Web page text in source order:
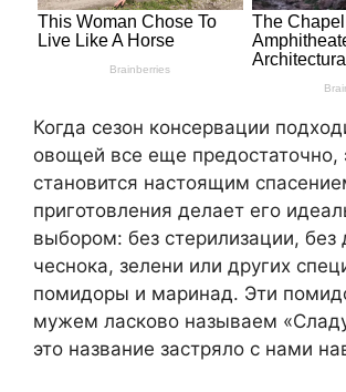
Когда сезон консервации
овощей все еще предостаточно,
становится настоящим
приготовления делает его
выбором: без стерилизации, без
чеснока, зелени или других
помидоры и маринад. Эти
мужем ласково называем
это название застряло с нами